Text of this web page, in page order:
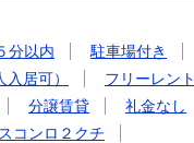
分以内
駐車場付き
居可） フリーレント
分譲賃貸
礼金なし
コンロ２クチ